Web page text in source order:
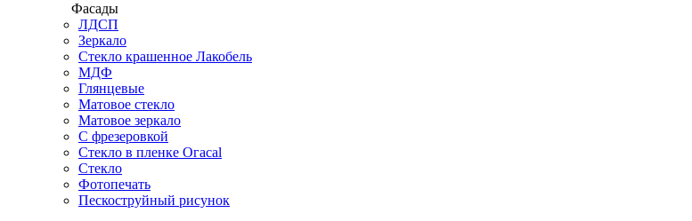
Фасады
ЛДСП
Зеркало
Стекло крашенное Лакобель
МДФ
Глянцевые
Матовое стекло
Матовое зеркало
С фрезеровкой
Стекло в пленке Огасаl
Стекло
Фотопечать
Пескоструйный рисунок